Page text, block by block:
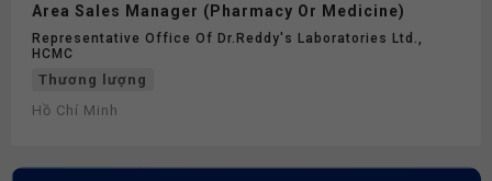
Area Sales Manager (Pharmacy Or Medicine)
Representative Office Of Dr.reddy's Laboratories Ltd.,
HCMC
Thương lượng
Hồ Chí Minh